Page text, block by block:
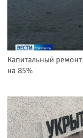
Капитальный
на 85%